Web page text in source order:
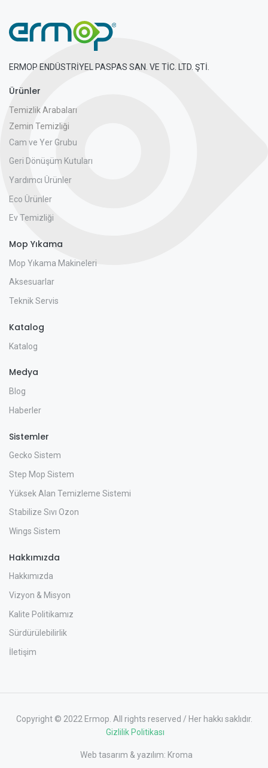
ERMOP ENDÜSTRİYEL PASPAS SAN. VE TİC. LTD. ŞTİ.
Ürünler
Temizlik Arabaları
Zemin Temizliği
Cam ve Yer Grubu
Geri Dönüşüm Kutuları
Yardımcı Ürünler
Eco Ürünler
Ev Temizliği
Mop Yıkama
Mop Yıkama Makineleri
Aksesuarlar
Teknik Servis
Katalog
Katalog
Medya
Blog
Haberler
Sistemler
Gecko Sistem
Step Mop Sistem
Yüksek Alan Temizleme Sistemi
Stabilize Sıvı Ozon
Wings Sistem
Hakkımızda
Hakkımızda
Vizyon & Misyon
Kalite Politikamız
Sürdürülebilirlik
İletişim
Copyright © 2022 Ermop. All rights reserved / Her hakkı saklıdır.
Gizlilik Politikası
Web tasarım & yazılım: Kroma